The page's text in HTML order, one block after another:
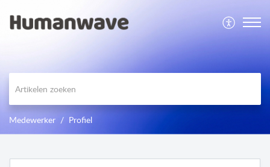
Medewerker Profiel